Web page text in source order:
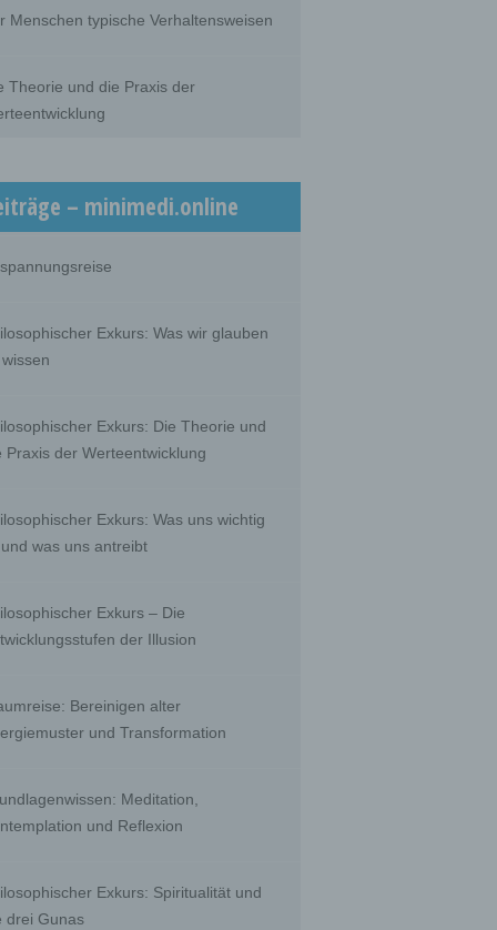
Menschen typische Verhaltensweisen
Theorie und die Praxis der
– minimedi.online
Exkurs: Was wir glauben
Exkurs: Die Theorie und
Praxis der Werteentwicklung
Exkurs: Was uns wichtig
was uns antreibt
Exkurs – Die
der Illusion
Bereinigen alter
und Transformation
Meditation,
und Reflexion
Exkurs: Spiritualität und
drei Gunas
to
with
than